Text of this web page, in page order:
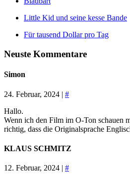
Little Kid und seine kesse Bande
Für tausend Dollar pro Tag
Neuste Kommentare
Simon
24. Februar, 2024 | #
Hallo.
Wenn ich den Film im O-Ton schauen
richtig, dass die Originalsprache
KLAUS SCHMITZ
12. Februar, 2024 | #